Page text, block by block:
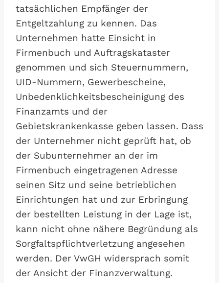
tatsächlichen Empfänger der
Entgeltzahlung zu kennen. Das
Unternehmen hatte Einsicht in
Firmenbuch und Auftragskataster
genommen und sich Steuernummern,
UID-Nummern, Gewerbescheine,
Unbedenklichkeitsbescheinigung des
Finanzamts und der
Gebietskrankenkasse geben lassen. Dass
der Unternehmer nicht geprüft hat, ob
der Subunternehmer an der im
Firmenbuch eingetragenen Adresse
seinen Sitz und seine betrieblichen
Einrichtungen hat und zur Erbringung
der bestellten Leistung in der Lage ist,
kann nicht ohne nähere Begründung als
Sorgfaltspflichtverletzung angesehen
werden. Der VwGH widersprach somit
der Ansicht der Finanzverwaltung.